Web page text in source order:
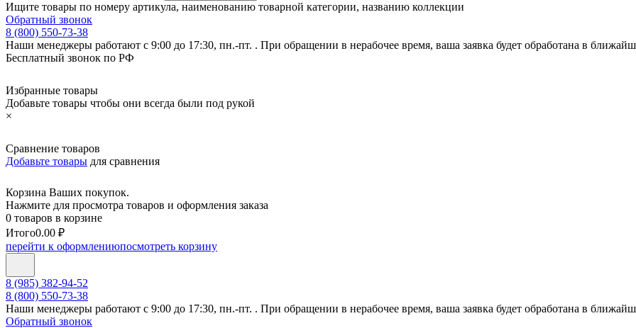
Ищите товары по номеру артикула, наименованию товарной категории, названию коллекции
Обратный звонок
8 (800) 550-73-38
Наши менеджеры работают с 9:00 до 17:30, пн.-пт. . При обращении в нерабочее время, ваша заявка будет обработана в
Бесплатный звонок по РФ
Избранные товары
Добавьте товары чтобы они всегда были под рукой
×
Сравнение товаров
Добавьте товары для сравнения
Корзина Ваших покупок.
Нажмите для просмотра товаров и оформления заказа
0 товаров в корзине
Итого0.00 ₽
перейти к оформлениюпосмотреть корзину
8 (985) 382-94-52
8 (800) 550-73-38
Наши менеджеры работают с 9:00 до 17:30, пн.-пт. . При обращении в нерабочее время, ваша заявка будет обработана в
Обратный звонок